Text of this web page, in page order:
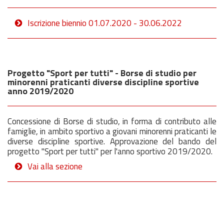
Iscrizione biennio 01.07.2020 - 30.06.2022
Progetto "Sport per tutti" - Borse di studio per
minorenni praticanti diverse discipline sportive
anno 2019/2020
Concessione di Borse di studio, in forma di contributo alle
famiglie, in ambito sportivo a giovani minorenni praticanti le
diverse discipline sportive. Approvazione del bando del
progetto "Sport per tutti" per l'anno sportivo 2019/2020.
Vai alla sezione